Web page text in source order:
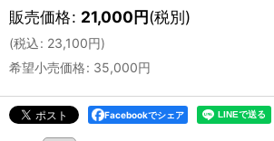
販売価格: 21,000円(税別)
(税込: 23,100円)
希望小売価格: 35,000円
Facebookでシェア